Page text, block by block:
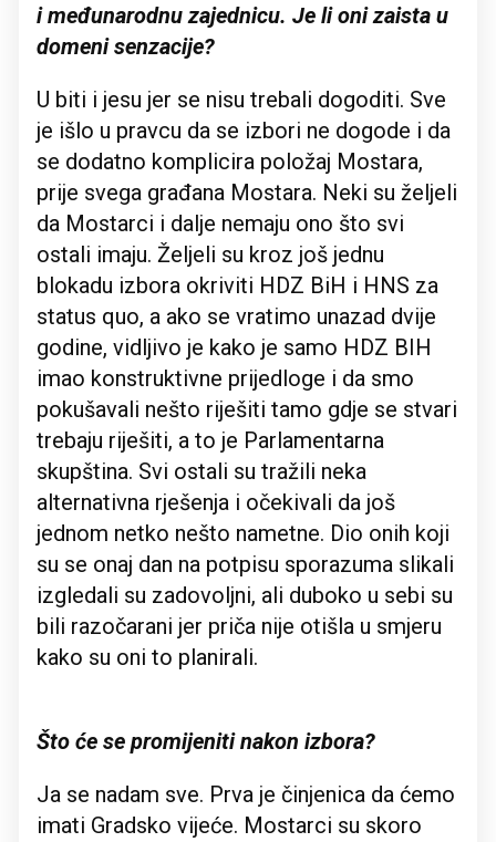
i međunarodnu zajednicu. Je li oni zaista u
domeni senzacije?
U biti i jesu jer se nisu trebali dogoditi. Sve
je išlo u pravcu da se izbori ne dogode i da
se dodatno komplicira položaj Mostara,
prije svega građana Mostara. Neki su željeli
da Mostarci i dalje nemaju ono što svi
ostali imaju. Željeli su kroz još jednu
blokadu izbora okriviti HDZ BiH i HNS za
status quo, a ako se vratimo unazad dvije
godine, vidljivo je kako je samo HDZ BIH
imao konstruktivne prijedloge i da smo
pokušavali nešto riješiti tamo gdje se stvari
trebaju riješiti, a to je Parlamentarna
skupština. Svi ostali su tražili neka
alternativna rješenja i očekivali da još
jednom netko nešto nametne. Dio onih koji
su se onaj dan na potpisu sporazuma slikali
izgledali su zadovoljni, ali duboko u sebi su
bili razočarani jer priča nije otišla u smjeru
kako su oni to planirali.
Što će se promijeniti nakon izbora?
Ja se nadam sve. Prva je činjenica da ćemo
imati Gradsko vijeće. Mostarci su skoro